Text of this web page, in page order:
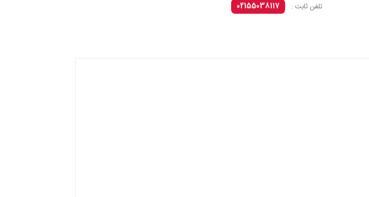
تلفن ثابت :
02155038117